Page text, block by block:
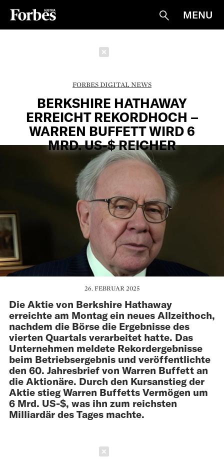
Suche
MENU
FORBES DIGITAL NEWS
BERKSHIRE HATHAWAY
ERREICHT REKORDHOCH –
WARREN BUFFETT WIRD 6
MRD. US-$ REICHER
26. FEBRUAR 2025
Die Aktie von Berkshire Hathaway
erreichte am Montag ein neues Allzeithoch,
nachdem die Börse die Ergebnisse des
vierten Quartals verarbeitet hatte. Das
Unternehmen meldete Rekordergebnisse
beim Betriebsergebnis und veröffentlichte
den 60. Jahresbrief von Warren Buffett an
die Aktionäre. Durch den Kursanstieg der
Aktie stieg Warren Buffetts Vermögen um
6 Mrd. US-$, was ihn zum reichsten
Milliardär des Tages machte.